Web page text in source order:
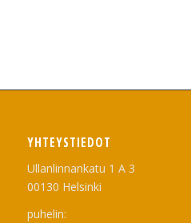
YHTEYSTIEDOT
Ullanlinnankatu 1 A 3
00130 Helsinki
puhelin: